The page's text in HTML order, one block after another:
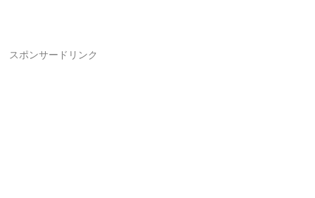
スポンサードリンク